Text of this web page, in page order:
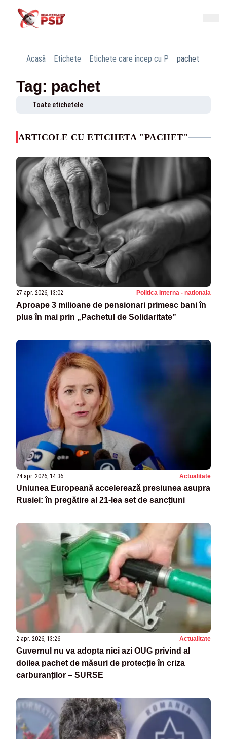
Acasă Etichete Etichete care încep cu P pachet
Tag: pachet
Toate etichetele
ARTICOLE CU ETICHETA "PACHET"
27 apr. 2026, 13:02 Politica Interna - nationala
Aproape 3 milioane de pensionari primesc bani în
plus în mai prin „Pachetul de Solidaritate”
24 apr. 2026, 14:36 Actualitate
Uniunea Europeană accelerează presiunea asupra
Rusiei: în pregătire al 21-lea set de sancțiuni
2 apr. 2026, 13:26 Actualitate
Guvernul nu va adopta nici azi OUG privind al
doilea pachet de măsuri de protecție în criza
carburanților – SURSE